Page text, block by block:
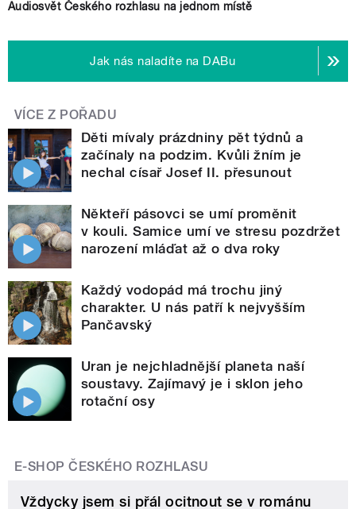
Audiosvět Českého rozhlasu na jednom místě
Jak nás naladíte na DABu
VÍCE Z POŘADU
Děti mívaly prázdniny pět týdnů a
začínaly na podzim. Kvůli žním je
nechal císař Josef II. přesunout
Někteří pásovci se umí proměnit
v kouli. Samice umí ve stresu pozdržet
narození mláďat až o dva roky
Každý vodopád má trochu jiný
charakter. U nás patří k nejvyšším
Pančavský
Uran je nejchladnější planeta naší
soustavy. Zajímavý je i sklon jeho
rotační osy
E-SHOP ČESKÉHO ROZHLASU
Vždycky jsem si přál ocitnout se v románu